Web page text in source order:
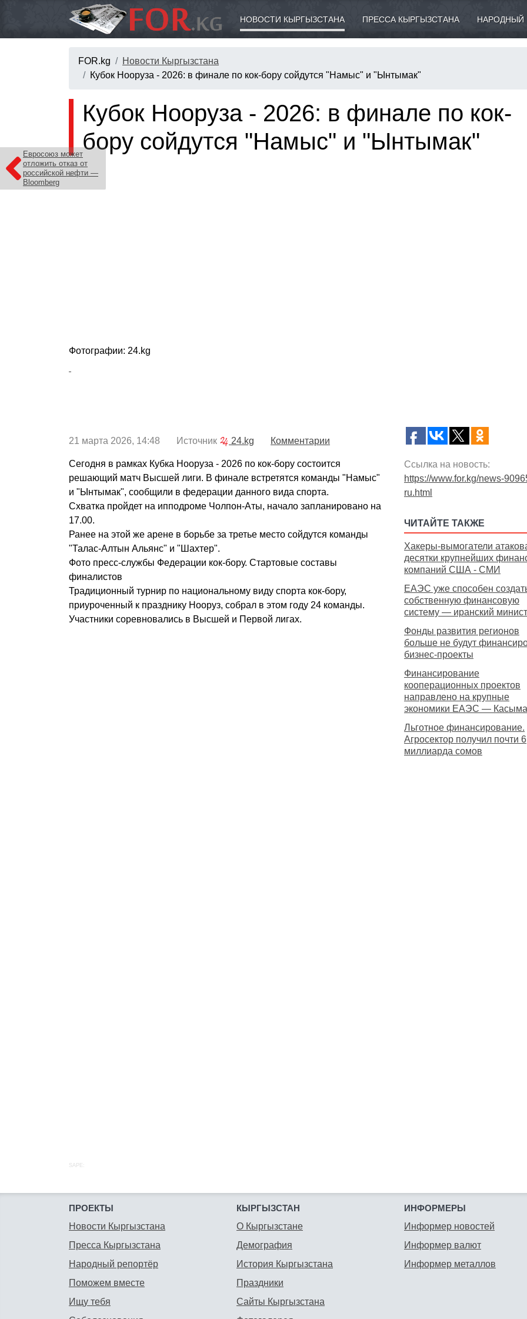
НОВОСТИ КЫРГЫЗСТАНА ПРЕССА КЫРГЫЗСТАНА НАРОДНЫЙ
FOR.kg
Новости Кыргызстана
Кубок Нооруза - 2026: в финале по кок-бору сойдутся "Намыс" и "Ынтымак"
Евросоюз может
отложить отказ от
российской нефти —
Bloomberg
Кубок Нооруза - 2026: в финале по кок-
бору сойдутся "Намыс" и "Ынтымак"
Фотографии: 24.kg
21 марта 2026, 14:48 Источник 24.kg Комментарии
Сегодня в рамках Кубка Нооруза - 2026 по кок-бору состоится
решающий матч Высшей лиги. В финале встретятся команды "Намыс"
и "Ынтымак", сообщили в федерации данного вида спорта.
Схватка пройдет на ипподроме Чолпон-Аты, начало запланировано на
17.00.
Ранее на этой же арене в борьбе за третье место сойдутся команды
"Талас-Алтын Альянс" и "Шахтер".
Фото пресс-службы Федерации кок-бору. Стартовые составы
финалистов
Традиционный турнир по национальному виду спорта кок-бору,
приуроченный к празднику Нооруз, собрал в этом году 24 команды.
Участники соревновались в Высшей и Первой лигах.
Ссылка на новость:
https://www.for.kg/news-
ru.html
ЧИТАЙТЕ ТАКЖЕ
Хакеры-вымогатели
десятки крупнейших
компаний США - СМИ
ЕАЭС уже способен
собственную финансовую
систему — иранский
Фонды развития регионов
больше не будут
бизнес-проекты
Финансирование
кооперационных проектов
направлено на крупные
экономики ЕАЭС —
Льготное финансирование.
Агросектор получил почти
миллиарда сомов
SAPE:
ПРОЕКТЫ
Новости Кыргызстана
Пресса Кыргызстана
Народный репортёр
Поможем вместе
Ищу тебя
КЫРГЫЗСТАН
О Кыргызстане
Демография
История Кыргызстана
Праздники
Сайты Кыргызстана
ИНФОРМЕРЫ
Информер новостей
Информер валют
Информер металлов